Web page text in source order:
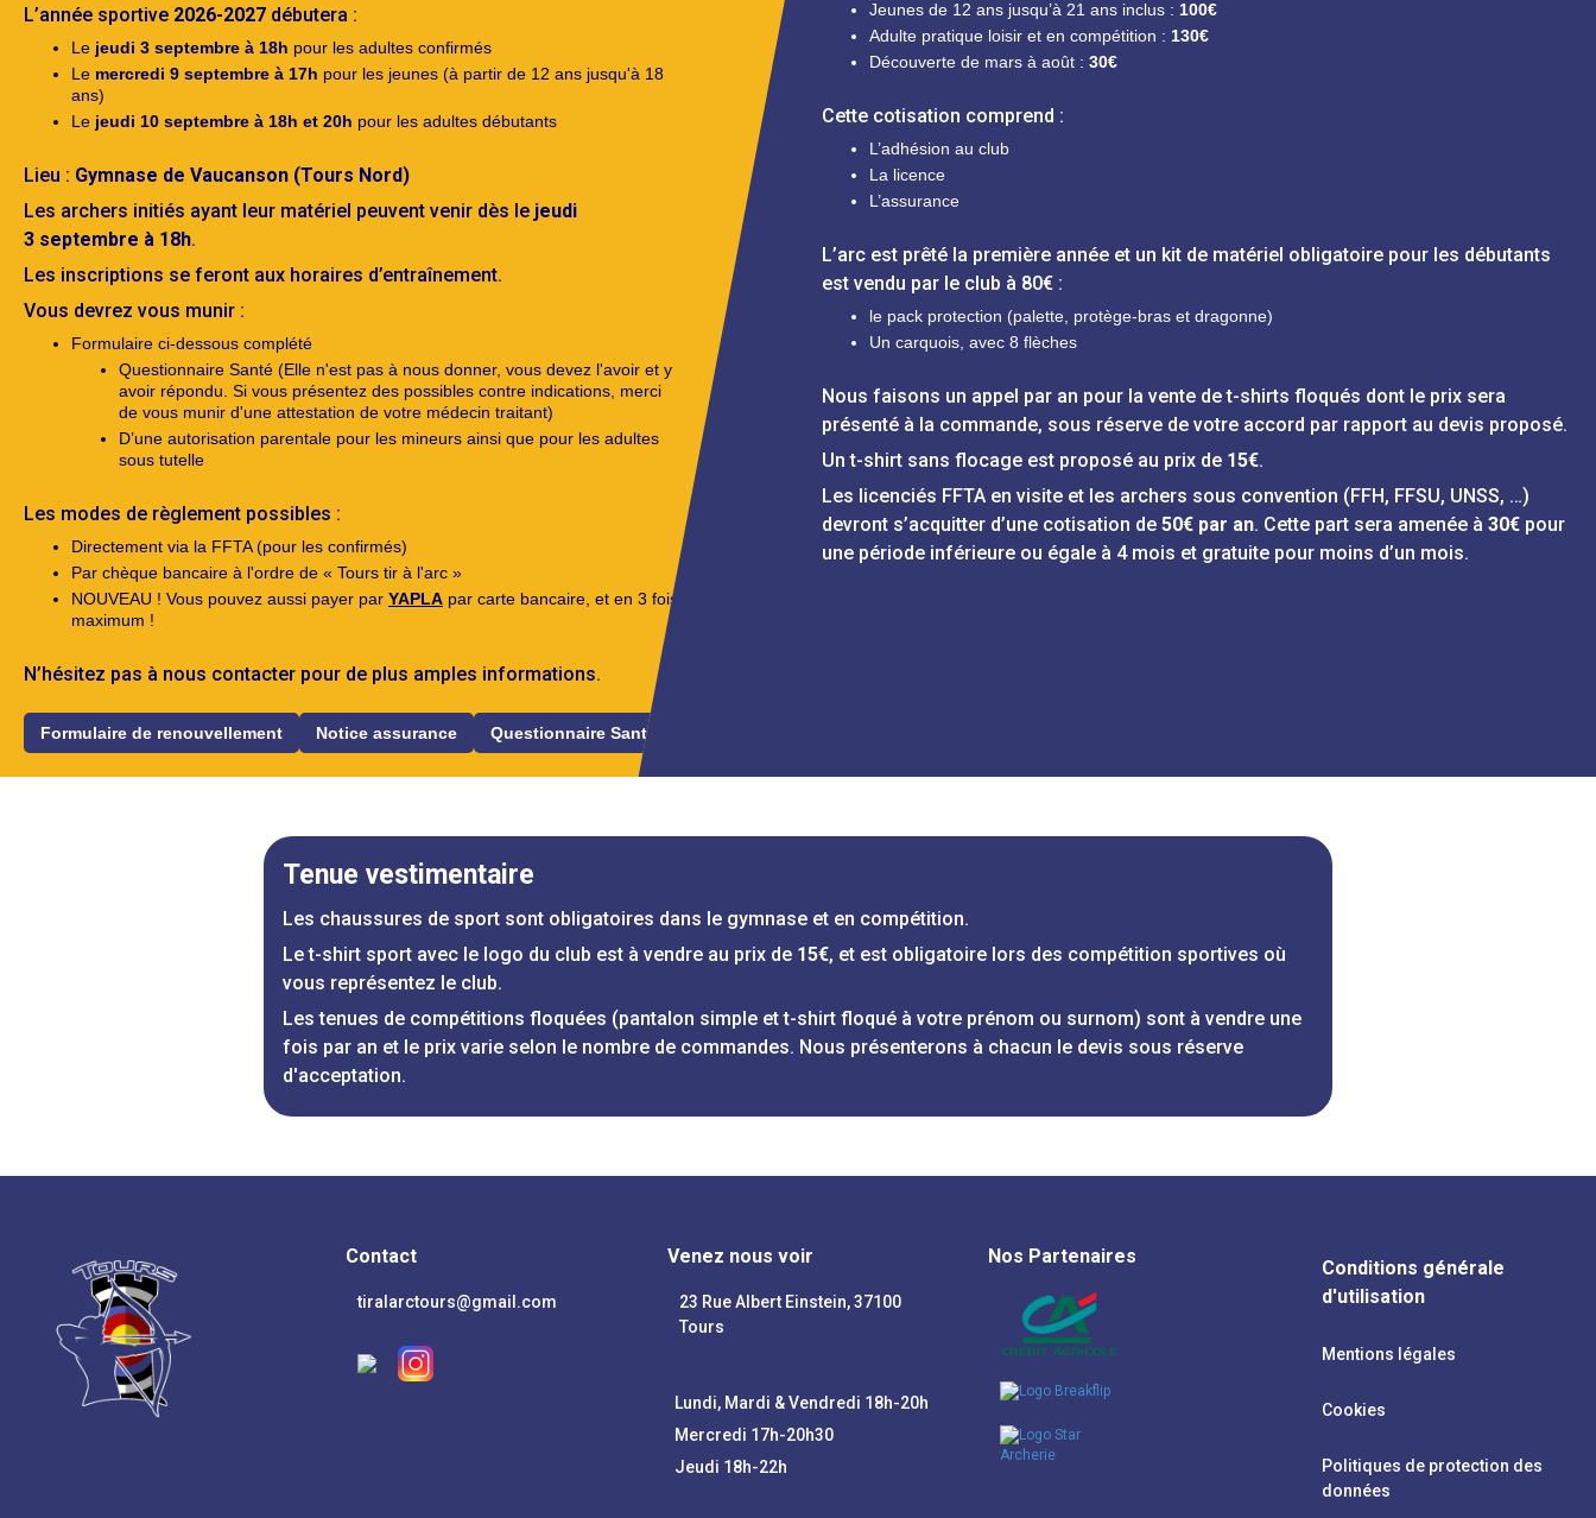
L’année sportive 2026-2027 débutera :
Le jeudi 3 septembre à 18h pour les adultes confirmés
Le mercredi 9 septembre à 17h pour les jeunes (à partir de 12 ans jusqu'à 18
ans)
Le jeudi 10 septembre à 18h et 20h pour les adultes débutants
Lieu : Gymnase de Vaucanson (Tours Nord)
Les archers initiés ayant leur matériel peuvent venir dès le jeudi
3 septembre à 18h.
Les inscriptions se feront aux horaires d’entraînement.
Vous devrez vous munir :
Formulaire ci-dessous complété
Questionnaire Santé (Elle n'est pas à nous donner, vous devez l'avoir et y
avoir répondu. Si vous présentez des possibles contre indications, merci
de vous munir d'une attestation de votre médecin traitant)
D’une autorisation parentale pour les mineurs ainsi que pour les adultes
sous tutelle
Les modes de règlement possibles :
Directement via la FFTA (pour les confirmés)
Par chèque bancaire à l'ordre de « Tours tir à l'arc »
NOUVEAU ! Vous pouvez aussi payer par YAPLA par carte bancaire, et en 3 fois
maximum !
N’hésitez pas à nous contacter pour de plus amples informations.
Formulaire de renouvellement Notice assurance Questionnaire Santé
Jeunes de 12 ans jusqu’à 21 ans inclus : 100€
Adulte pratique loisir et en compétition : 130€
Découverte de mars à août : 30€
Cette cotisation comprend :
L’adhésion au club
La licence
L’assurance
L’arc est prêté la première année et un kit de matériel obligatoire pour les débutants
est vendu par le club à 80€ :
le pack protection (palette, protège-bras et dragonne)
Un carquois, avec 8 flèches
Nous faisons un appel par an pour la vente de t-shirts floqués dont le prix sera
présenté à la commande, sous réserve de votre accord par rapport au devis proposé.
Un t-shirt sans flocage est proposé au prix de 15€.
Les licenciés FFTA en visite et les archers sous convention (FFH, FFSU, UNSS, …)
devront s’acquitter d’une cotisation de 50€ par an. Cette part sera amenée à 30€ pour
une période inférieure ou égale à 4 mois et gratuite pour moins d’un mois.
Tenue vestimentaire
Les chaussures de sport sont obligatoires dans le gymnase et en compétition.
Le t-shirt sport avec le logo du club est à vendre au prix de 15€, et est obligatoire lors des compétition sportives où
vous représentez le club.
Les tenues de compétitions floquées (pantalon simple et t-shirt floqué à votre prénom ou surnom) sont à vendre une
fois par an et le prix varie selon le nombre de commandes. Nous présenterons à chacun le devis sous réserve
d'acceptation.
Contact
tiralarctours@gmail.com
Venez nous voir
23 Rue Albert Einstein, 37100
Tours
Lundi, Mardi & Vendredi 18h-20h
Mercredi 17h-20h30
Jeudi 18h-22h
Nos Partenaires
Conditions générale
d'utilisation
Mentions légales
Cookies
Politiques de protection des
données